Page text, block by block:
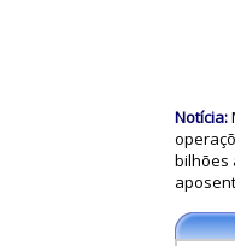
Notícia:
bilhões